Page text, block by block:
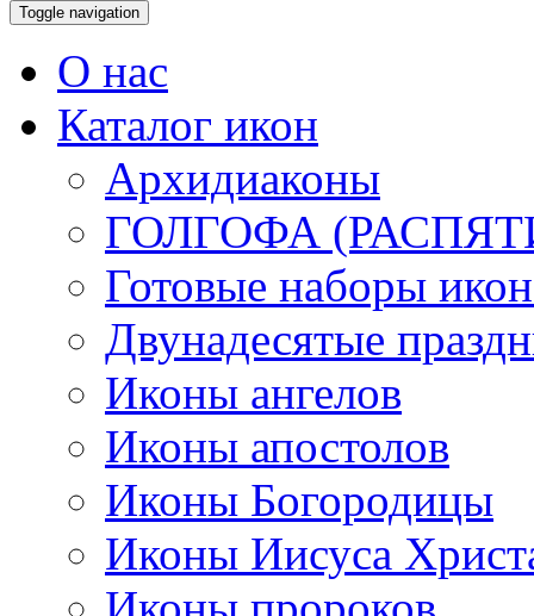
Toggle navigation
О нас
Каталог икон
Архидиаконы
ГОЛГОФА
Готовые наборы
Двунадесятые
Иконы ангелов
Иконы апостолов
Иконы Богородицы
Иконы Иисуса